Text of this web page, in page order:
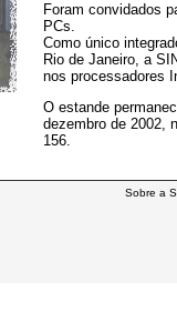
Foram convidados
PCs.
Como único
Rio de Janeiro, a
nos processadores
O estande
dezembro de 2002,
156.
Sobre a